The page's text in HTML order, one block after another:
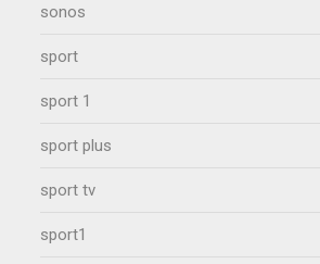
sonos
sport
sport 1
sport plus
sport tv
sport1